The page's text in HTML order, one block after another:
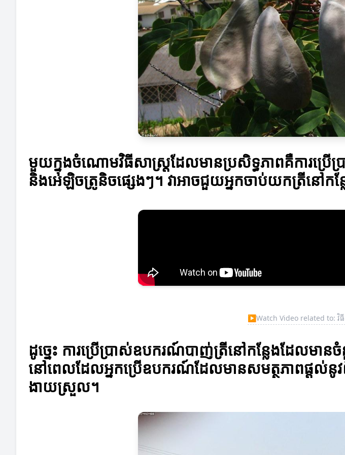
មួយក្នុងចំណោមវិធីសាស្ត្រដែលមានប្រសិទ្ធភាពគឺការប្រើ
និងអេឡិចត្រូនិចផ្សេងៗ។ វាអាចជួយអ្នកចាប់យកត្រីនៅកន្ល
▶Watch Video related to: វិធី
ដូច្នេះ ការប្រើប្រាស់ឧបករណ៍បាញ់ត្រីនៅកន្លែងដែលមា
នៅពេលដែលអ្នកប្រើឧបករណ៍ដែលមានសមត្ថភាពផ្តល់នូវ
ងាយស្រួល។